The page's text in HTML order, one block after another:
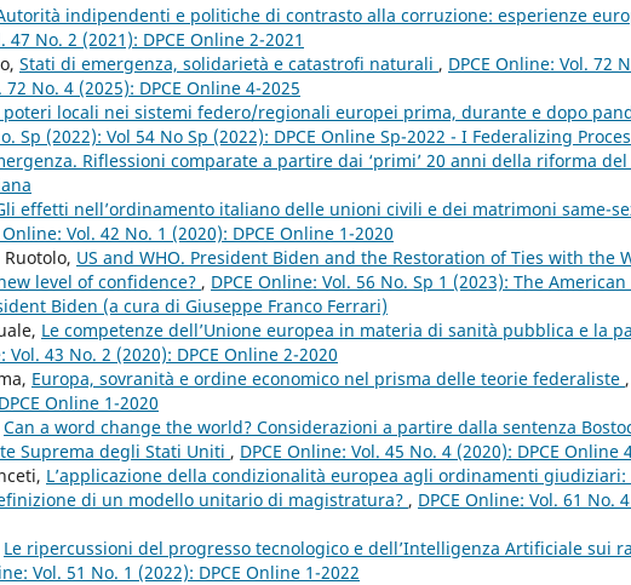
indipendenti e politiche di contrasto alla corruzione: esperienze
47 No. 2 (2021): DPCE Online 2-2021
Stati di emergenza, solidarietà e catastrofi naturali , DPCE Online: Vol. 72
72 No. 4 (2025): DPCE Online 4-2025
locali nei sistemi federo/regionali europei prima, durante e dopo
Sp (2022): Vol 54 No Sp (2022): DPCE Online Sp-2022 - I Federalizing
Riflessioni comparate a partire dai ‘primi’ 20 anni della riforma
effetti nell’ordinamento italiano delle unioni civili e dei matrimoni same-
Online: Vol. 42 No. 1 (2020): DPCE Online 1-2020
US and WHO. President Biden and the Restoration of Ties with the
level of confidence? , DPCE Online: Vol. 56 No. Sp 1 (2023): The
Biden (a cura di Giuseppe Franco Ferrari)
Le competenze dell’Unione europea in materia di sanità pubblica e la
Vol. 43 No. 2 (2020): DPCE Online 2-2020
Europa, sovranità e ordine economico nel prisma delle teorie federaliste ,
Online 1-2020
Can a word change the world? Considerazioni a partire dalla sentenza
Suprema degli Stati Uniti , DPCE Online: Vol. 45 No. 4 (2020): DPCE Online
L’applicazione della condizionalità europea agli ordinamenti
di un modello unitario di magistratura? , DPCE Online: Vol. 61 No.
Le ripercussioni del progresso tecnologico e dell’Intelligenza Artificiale sui
Vol. 51 No. 1 (2022): DPCE Online 1-2022